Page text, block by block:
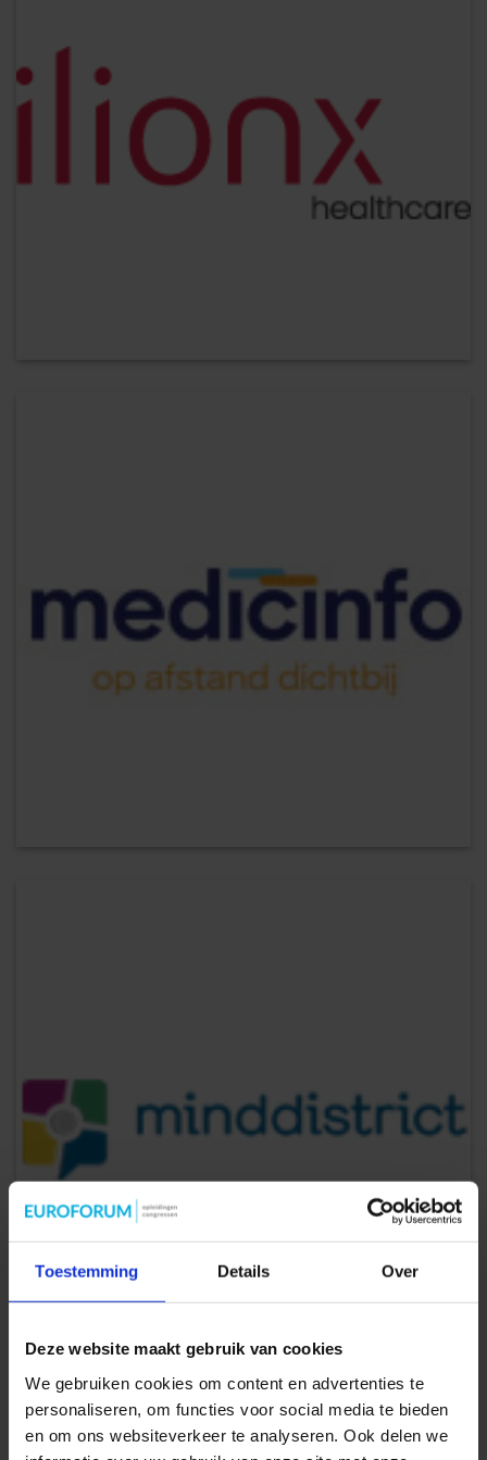
Toestemming Details Over
Deze website maakt gebruik van cookies
We gebruiken cookies om content en advertenties te
personaliseren, om functies voor social media te bieden
en om ons websiteverkeer te analyseren. Ook delen we